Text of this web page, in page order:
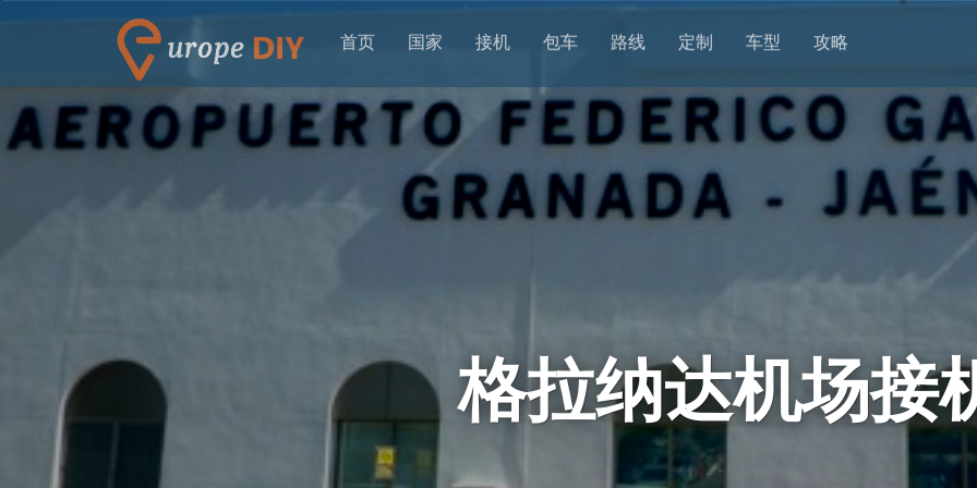
首页 国家 接机 包车 路线 定制 车型 攻略
格拉纳达机场接